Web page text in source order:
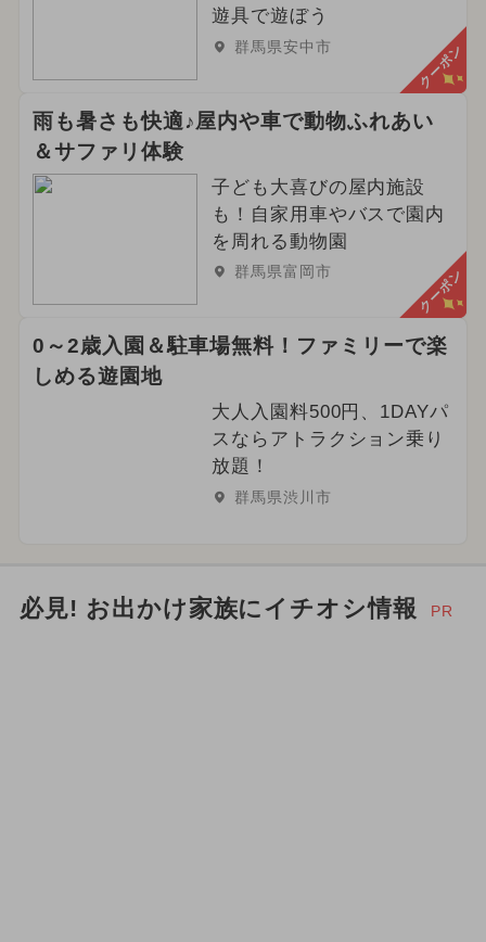
2024年5月のイベント
2025年1月のイベント
2026年4月のイベント アウトドア
2024年2月のイベント
遊具で遊ぼう
群馬県安中市 クーポン
雨も暑さも快適♪屋内や車で動物ふれあい
＆サファリ体験
子ども大喜びの屋内施設
も！自家用車やバスで園内
を周れる動物園
群馬県富岡市 クーポン
0～2歳入園＆駐車場無料！ファミリーで楽
しめる遊園地
大人入園料500円、1DAYパ
スならアトラクション乗り
放題！
群馬県渋川市
必見! お出かけ家族にイチオシ情報 PR